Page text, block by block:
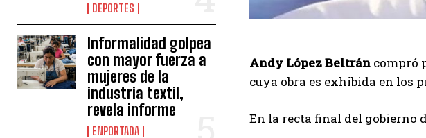
DEPORTES
Informalidad golpea
con mayor fuerza a
mujeres de la
industria textil,
revela informe
ENPORTADA
Andy López Beltrán compró
cuya obra es exhibida en los
En la recta final del gobierno